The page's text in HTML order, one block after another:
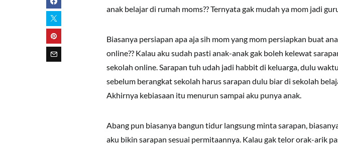
anak belajar di rumah moms?? Ternyata gak mudah ya mom jadi
Biasanya persiapan apa aja sih mom yang mom persiapkan buat
online?? Kalau aku sudah pasti anak-anak gak boleh kelewat
sekolah online. Sarapan tuh udah jadi habbit di keluarga, dulu
sebelum berangkat sekolah harus sarapan dulu biar di sekolah
Akhirnya kebiasaan itu menurun sampai aku punya anak.
Abang pun biasanya bangun tidur langsung minta sarapan,
aku bikin sarapan sesuai permitaannya. Kalau gak telor orak-arik